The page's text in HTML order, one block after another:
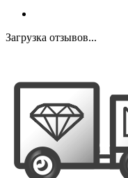
Загрузка отзывов...